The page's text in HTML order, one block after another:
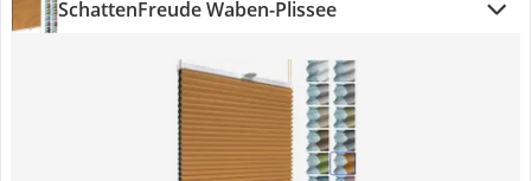
SchattenFreude Waben-Plissee